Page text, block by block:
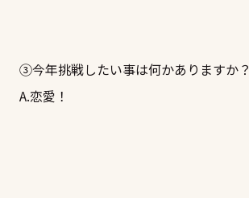
③今年挑戦したい事は何かありますか？
A.恋愛！